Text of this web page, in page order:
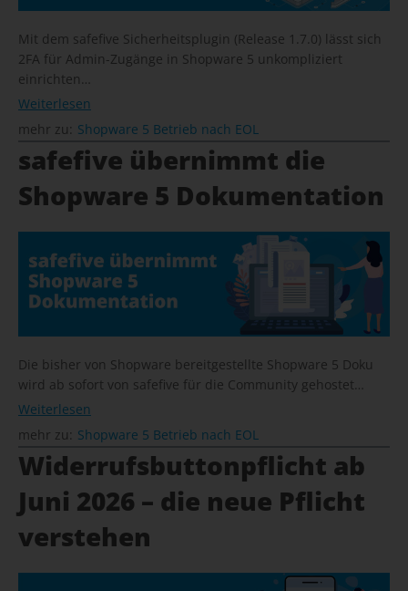
Mit dem safefive Sicherheitsplugin (Release 1.7.0) lässt sich
2FA für Admin-Zugänge in Shopware 5 unkompliziert
einrichten…
Weiterlesen
mehr zu: Shopware 5 Betrieb nach EOL
safefive übernimmt die
Shopware 5 Dokumentation
Die bisher von Shopware bereitgestellte Shopware 5 Doku
wird ab sofort von safefive für die Community gehostet…
Weiterlesen
mehr zu: Shopware 5 Betrieb nach EOL
Widerrufsbuttonpflicht ab
Juni 2026 – die neue Pflicht
verstehen